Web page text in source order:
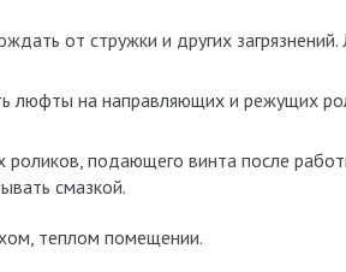
от стружки и других загрязнений.
люфты на направляющих и режущих
роликов, подающего винта после
смазкой.
теплом помещении.